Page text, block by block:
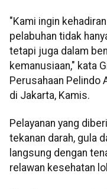
"Kami ingin
pelabuhan tidak
tetapi juga dalam
kemanusiaan," kata
Perusahaan Pelindo
di Jakarta, Kamis.
Pelayanan yang
tekanan darah, gula
langsung dengan
relawan kesehatan